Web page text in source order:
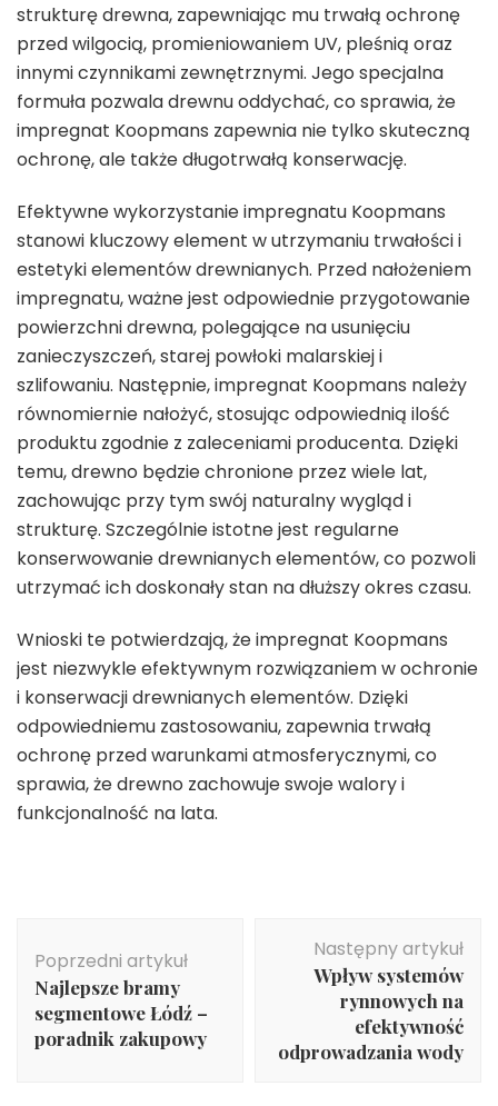
strukturę drewna, zapewniając mu trwałą ochronę
przed wilgocią, promieniowaniem UV, pleśnią oraz
innymi czynnikami zewnętrznymi. Jego specjalna
formuła pozwala drewnu oddychać, co sprawia, że
impregnat Koopmans zapewnia nie tylko skuteczną
ochronę, ale także długotrwałą konserwację.
Efektywne wykorzystanie impregnatu Koopmans
stanowi kluczowy element w utrzymaniu trwałości i
estetyki elementów drewnianych. Przed nałożeniem
impregnatu, ważne jest odpowiednie przygotowanie
powierzchni drewna, polegające na usunięciu
zanieczyszczeń, starej powłoki malarskiej i
szlifowaniu. Następnie, impregnat Koopmans należy
równomiernie nałożyć, stosując odpowiednią ilość
produktu zgodnie z zaleceniami producenta. Dzięki
temu, drewno będzie chronione przez wiele lat,
zachowując przy tym swój naturalny wygląd i
strukturę. Szczególnie istotne jest regularne
konserwowanie drewnianych elementów, co pozwoli
utrzymać ich doskonały stan na dłuższy okres czasu.
Wnioski te potwierdzają, że impregnat Koopmans
jest niezwykle efektywnym rozwiązaniem w ochronie
i konserwacji drewnianych elementów. Dzięki
odpowiedniemu zastosowaniu, zapewnia trwałą
ochronę przed warunkami atmosferycznymi, co
sprawia, że drewno zachowuje swoje walory i
funkcjonalność na lata.
wpisu
Poprzedni artykuł
Najlepsze bramy
segmentowe Łódź –
poradnik zakupowy
Następny artykuł
Wpływ systemów
rynnowych na
efektywność
odprowadzania wody